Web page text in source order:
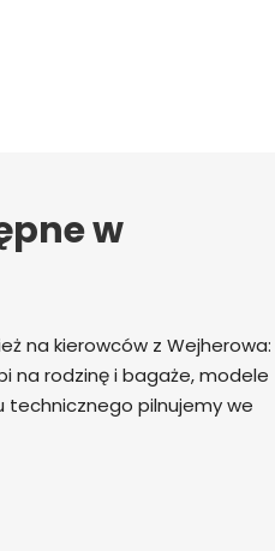
w
na kierowców z Wejherowa:
na rodzinę i bagaże, modele
technicznego pilnujemy we